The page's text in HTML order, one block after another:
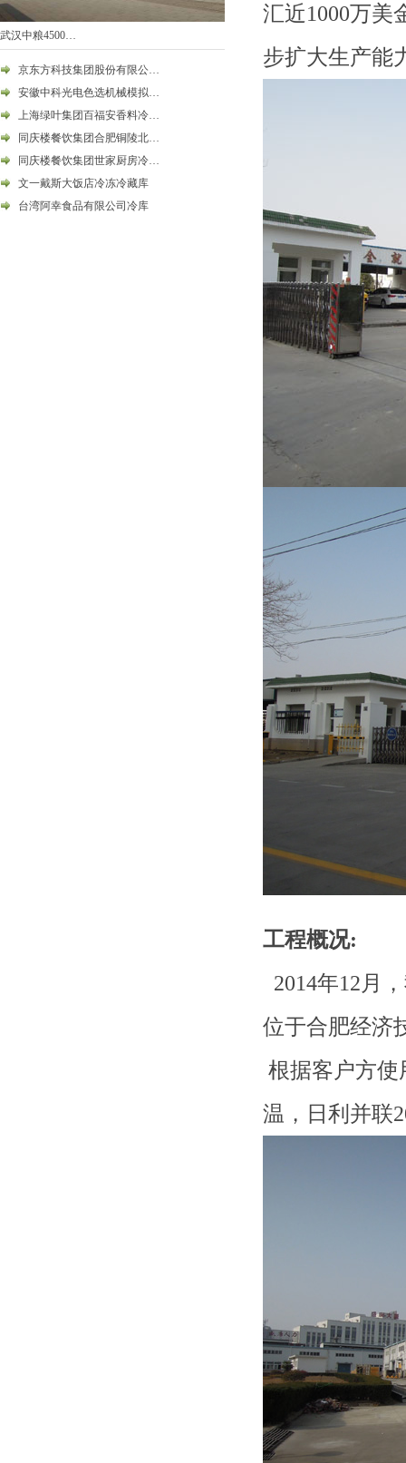
武汉中粮4500…
京东方科技集团股份有限公…
安徽中科光电色选机械模拟…
上海绿叶集团百福安香料冷…
同庆楼餐饮集团合肥铜陵北…
同庆楼餐饮集团世家厨房冷…
文一戴斯大饭店冷冻冷藏库
台湾阿幸食品有限公司冷库
汇近1000万美
步扩大生产能
工程概况:
2014年12月
位于合肥经济
根据客户方使
温，日利并联